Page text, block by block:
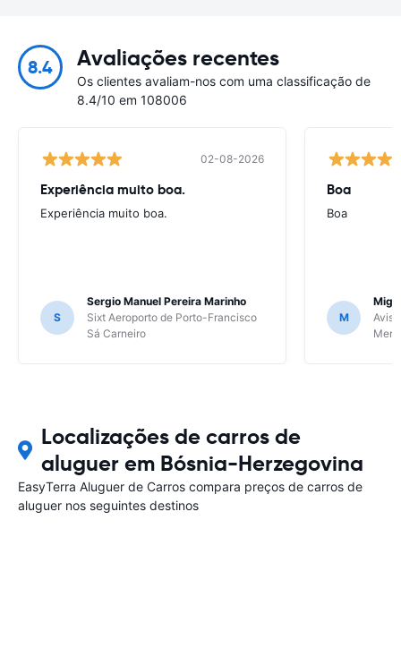
8.4 Avaliações recentes
Os clientes avaliam-nos com uma classificação de
8.4/10 em 108006
02-08-2026
Experiência muito boa.
Experiência muito boa.
S
Sergio Manuel Pereira Marinho
Sixt Aeroporto de Porto-Francisco
Sá Carneiro
Boa
Boa
M
Avis
Localizações de carros de
aluguer em Bósnia-Herzegovina
EasyTerra Aluguer de Carros compara preços de carros de
aluguer nos seguintes destinos